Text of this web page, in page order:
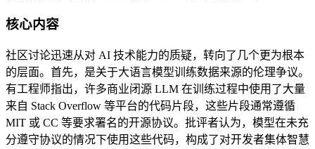
核心内容
社区讨论迅速从对 AI 技术能力的质疑，转向了几个更为根本
的层面。首先，是关于大语言模型训练数据来源的伦理争议。
有工程师指出，许多商业闭源 LLM 在训练过程中使用了大量
来自 Stack Overflow 等平台的代码片段，这些片段通常遵循
MIT 或 CC 等要求署名的开源协议。批评者认为，模型在未充
分遵守协议的情况下使用这些代码，构成了对开发者集体智慧